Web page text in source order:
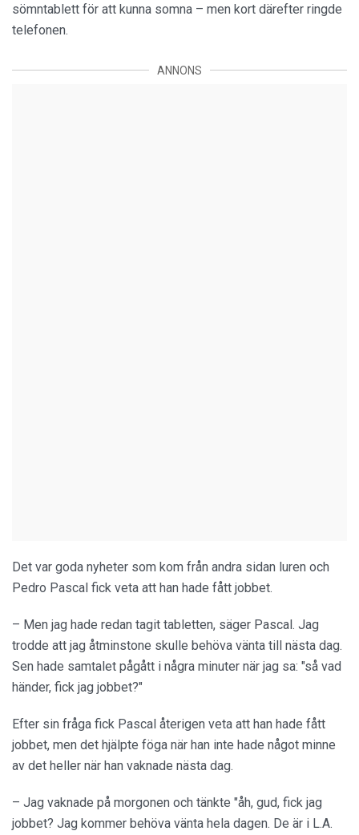
sömntablett för att kunna somna – men kort därefter ringde
telefonen.
ANNONS
Det var goda nyheter som kom från andra sidan luren och
Pedro Pascal fick veta att han hade fått jobbet.
– Men jag hade redan tagit tabletten, säger Pascal. Jag
trodde att jag åtminstone skulle behöva vänta till nästa dag.
Sen hade samtalet pågått i några minuter när jag sa: "så vad
händer, fick jag jobbet?"
Efter sin fråga fick Pascal återigen veta att han hade fått
jobbet, men det hjälpte föga när han inte hade något minne
av det heller när han vaknade nästa dag.
– Jag vaknade på morgonen och tänkte "åh, gud, fick jag
jobbet? Jag kommer behöva vänta hela dagen. De är i L.A.